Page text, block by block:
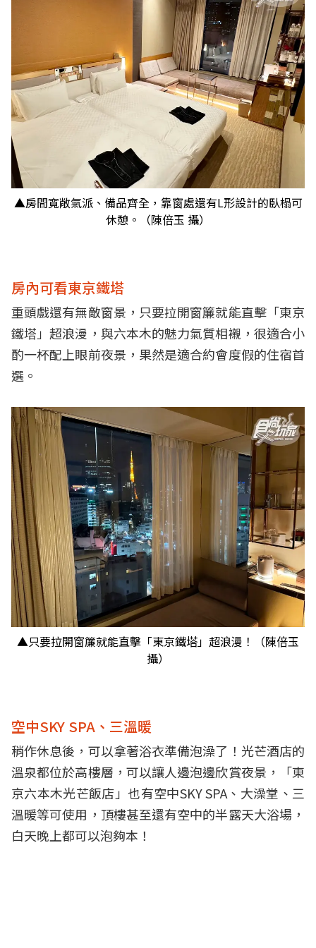
▲房間寬敞氣派、備品齊全，靠窗處還有L形設計的臥榻可
休憩。（陳倍玉 攝）
房內可看東京鐵塔
重頭戲還有無敵窗景，只要拉開窗簾就能直擊「東京
鐵塔」超浪漫，與六本木的魅力氣質相襯，很適合小
酌一杯配上眼前夜景，果然是適合約會度假的住宿首
選。
▲只要拉開窗簾就能直擊「東京鐵塔」超浪漫！（陳倍玉
攝）
空中SKY SPA、三溫暖
稍作休息後，可以拿著浴衣準備泡澡了！光芒酒店的
溫泉都位於高樓層，可以讓人邊泡邊欣賞夜景，「東
京六本木光芒飯店」也有空中SKY SPA、大澡堂、三
溫暖等可使用，頂樓甚至還有空中的半露天大浴場，
白天晚上都可以泡夠本！